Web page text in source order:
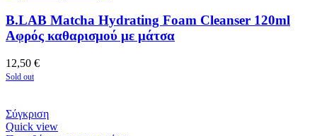
B.LAB Matcha Hydrating Foam Cleanser 120ml
Αφρός καθαρισμού με μάτσα
12,50 €
Sold out
Σύγκριση
Quick view